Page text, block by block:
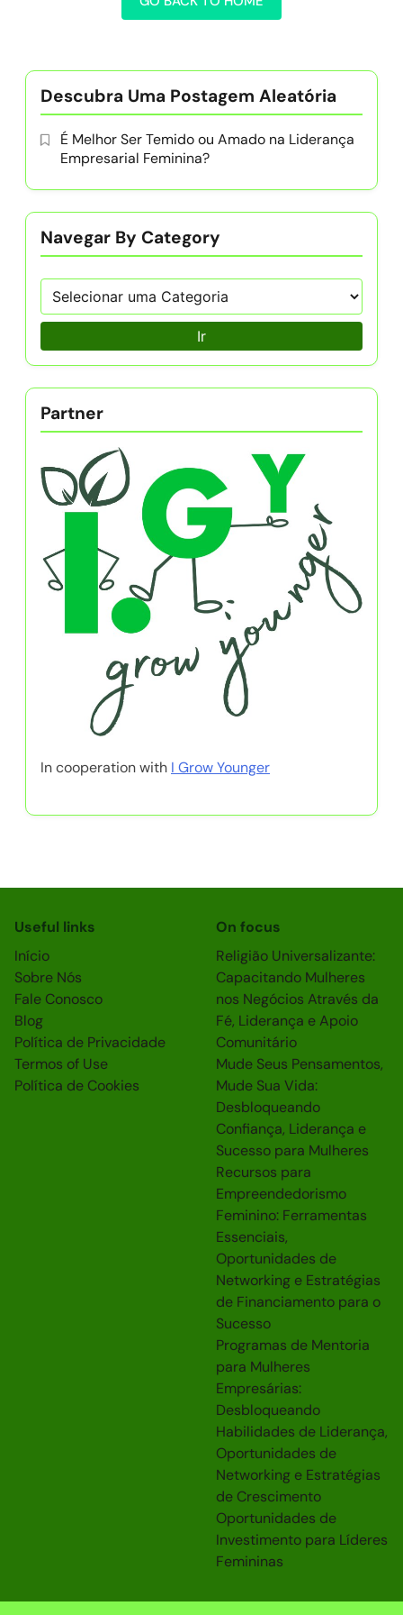
Descubra Uma Postagem Aleatória
É Melhor Ser Temido ou Amado na Liderança
Empresarial Feminina?
Navegar By Category
Ir
Partner
In cooperation with I Grow Younger
Useful links
Início
Sobre Nós
Fale Conosco
Blog
Política de Privacidade
Termos of Use
Política de Cookies
On focus
Religião Universalizante:
Capacitando Mulheres
nos Negócios Através da
Fé, Liderança e Apoio
Comunitário
Mude Seus Pensamentos,
Mude Sua Vida:
Desbloqueando
Confiança, Liderança e
Sucesso para Mulheres
Recursos para
Empreendedorismo
Feminino: Ferramentas
Essenciais,
Oportunidades de
Networking e Estratégias
de Financiamento para o
Sucesso
Programas de Mentoria
para Mulheres
Empresárias:
Desbloqueando
Habilidades de Liderança,
Oportunidades de
Networking e Estratégias
de Crescimento
Oportunidades de
Investimento para Líderes
Femininas